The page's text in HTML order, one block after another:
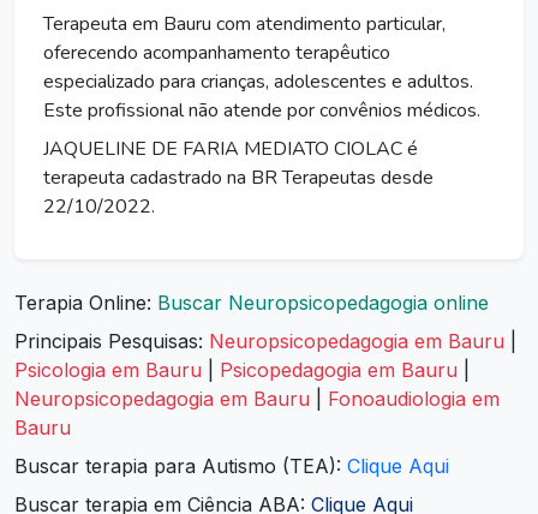
Terapeuta em Bauru com atendimento particular,
oferecendo acompanhamento terapêutico
especializado para crianças, adolescentes e adultos.
Este profissional não atende por convênios médicos.
JAQUELINE DE FARIA MEDIATO CIOLAC é
terapeuta cadastrado na BR Terapeutas desde
22/10/2022.
Terapia Online: Buscar Neuropsicopedagogia online
Principais Pesquisas: Neuropsicopedagogia em Bauru
Psicologia em Bauru
Psicopedagogia em Bauru
Neuropsicopedagogia em Bauru
Fonoaudiologia em
Bauru
Buscar terapia para Autismo (TEA): Clique Aqui
Buscar terapia em Ciência ABA: Clique Aqui